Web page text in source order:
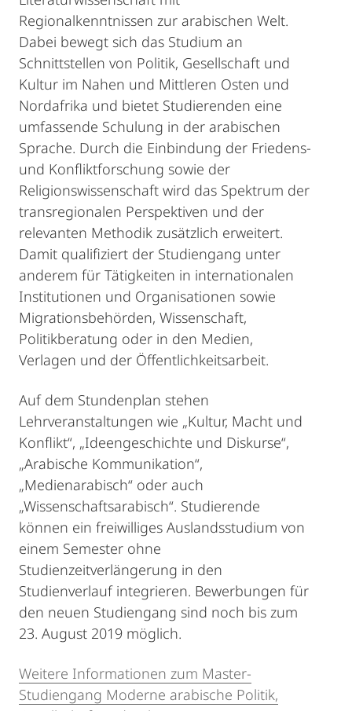
Regionalkenntnissen zur arabischen Welt.
Dabei bewegt sich das Studium an
Schnittstellen von Politik, Gesellschaft und
Kultur im Nahen und Mittleren Osten und
Nordafrika und bietet Studierenden eine
umfassende Schulung in der arabischen
Sprache. Durch die Einbindung der Friedens-
und Konfliktforschung sowie der
Religionswissenschaft wird das Spektrum der
transregionalen Perspektiven und der
relevanten Methodik zusätzlich erweitert.
Damit qualifiziert der Studiengang unter
anderem für Tätigkeiten in internationalen
Institutionen und Organisationen sowie
Migrationsbehörden, Wissenschaft,
Politikberatung oder in den Medien,
Verlagen und der Öffentlichkeitsarbeit.
Auf dem Stundenplan stehen
Lehrveranstaltungen wie „Kultur, Macht und
Konflikt“, „Ideengeschichte und Diskurse“,
„Arabische Kommunikation“,
„Medienarabisch“ oder auch
„Wissenschaftsarabisch“. Studierende
können ein freiwilliges Auslandsstudium von
einem Semester ohne
Studienzeitverlängerung in den
Studienverlauf integrieren. Bewerbungen für
den neuen Studiengang sind noch bis zum
23. August 2019 möglich.
Weitere Informationen zum Master-
Studiengang Moderne arabische Politik,